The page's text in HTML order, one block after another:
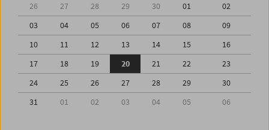
26 27 28 29 30 01
02
03
04 05 06 07 08
09
10
11 12 13 14 15
16
17
18 19 20 21 22
23
24
25 26 27 28 29
30
31
01 02 03 04 05 06